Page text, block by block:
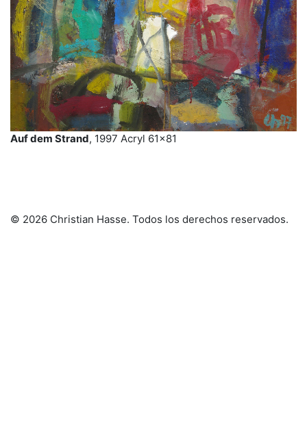
Auf dem Strand, 1997 Acryl 61×81
© 2026 Christian Hasse. Todos los derechos reservados.